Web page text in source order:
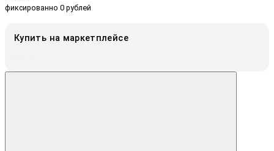
фиксированно 0 рублей
Купить на маркетплейсе